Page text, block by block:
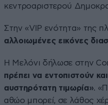
κεντροαριστερού
Στην «VIP ενότητα» της
αλλοιωμένες εικόνες
Η Μελόνι δήλωσε στην
πρέπει να εντοπιστούν
αυστηρότατη τιμωρία».
αθώο μπορεί, σε λάθος